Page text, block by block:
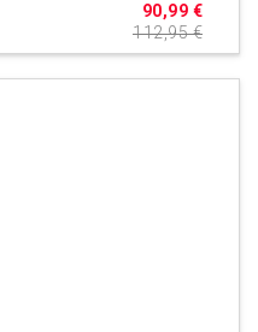
90,99 €
112,95 €